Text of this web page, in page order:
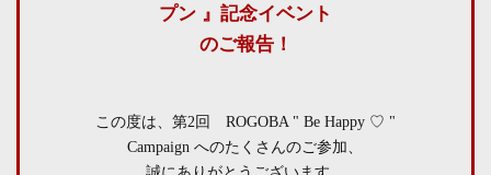
プン 』記念イベント
のご報告！
この度は、第2回 ROGOBA " Be Happy ♡ "
Campaign へのたくさんのご参加、